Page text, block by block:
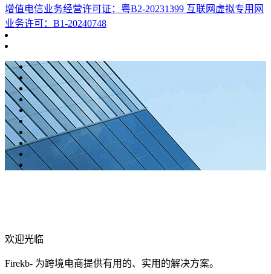
增值电信业务经营许可证：粤B2-20231399 互联网虚拟专用网
业务许可：B1-20240748
欢迎光临
Firekb- 为跨境电商提供有用的、实用的解决方案。